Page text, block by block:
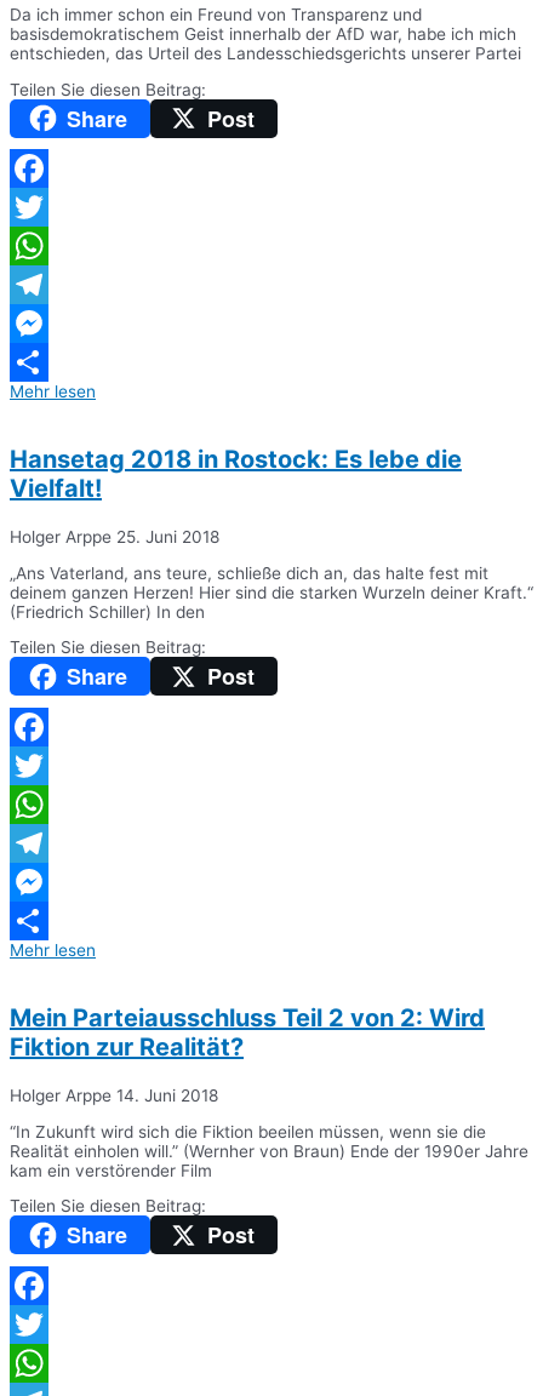
Da ich immer schon ein Freund von Transparenz und
basisdemokratischem Geist innerhalb der AfD war, habe ich mich
entschieden, das Urteil des Landesschiedsgerichts unserer Partei
Teilen Sie diesen Beitrag:
Share Post
Facebook
Twitter
WhatsApp
Telegram
Messenger
Teilen
Mehr lesen
Hansetag 2018 in Rostock: Es lebe die
Vielfalt!
Holger Arppe 25. Juni 2018
„Ans Vaterland, ans teure, schließe dich an, das halte fest mit
deinem ganzen Herzen! Hier sind die starken Wurzeln deiner Kraft.“
(Friedrich Schiller) In den
Teilen Sie diesen Beitrag:
Share Post
Facebook
Twitter
WhatsApp
Telegram
Messenger
Teilen
Mehr lesen
Mein Parteiausschluss Teil 2 von 2: Wird
Fiktion zur Realität?
Holger Arppe 14. Juni 2018
“In Zukunft wird sich die Fiktion beeilen müssen, wenn sie die
Realität einholen will.” (Wernher von Braun) Ende der 1990er Jahre
kam ein verstörender Film
Teilen Sie diesen Beitrag:
Share Post
Facebook
Twitter